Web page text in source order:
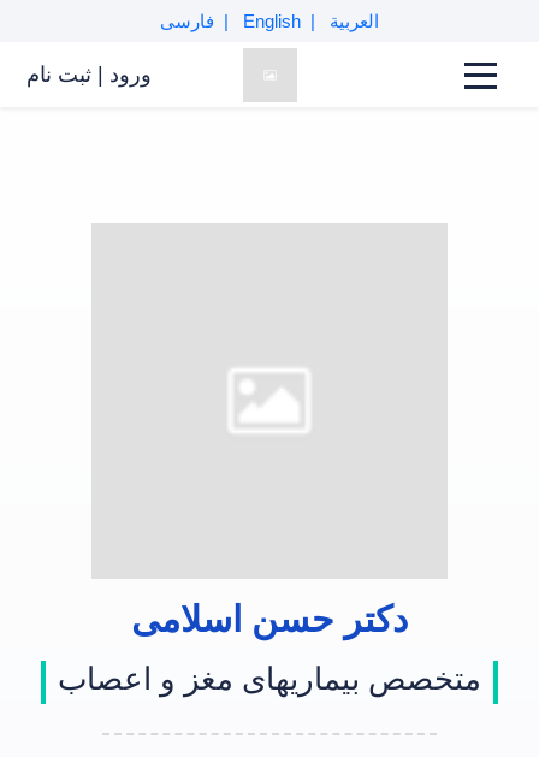
العربية English فارسی
ورود | ثبت نام
دکتر حسن اسلامی
متخصص بیماریهای مغز و اعصاب